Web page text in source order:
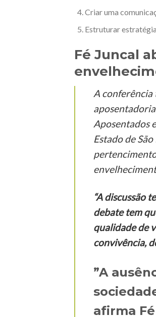
Criar uma
Estruturar
Fé Juncal
A conferência
Aposentados
Estado de
“A discussão
debate tem
qualidade de
convivência,
”A
afirma